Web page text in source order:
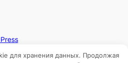
для хранения данных. Продолжая